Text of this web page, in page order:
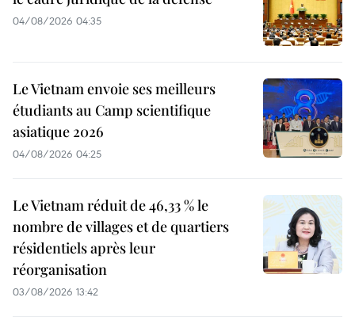
04/08/2026 04:35
Le Vietnam envoie ses meilleurs
étudiants au Camp scientifique
asiatique 2026
04/08/2026 04:25
Le Vietnam réduit de 46,33 % le
nombre de villages et de quartiers
résidentiels après leur
réorganisation
03/08/2026 13:42